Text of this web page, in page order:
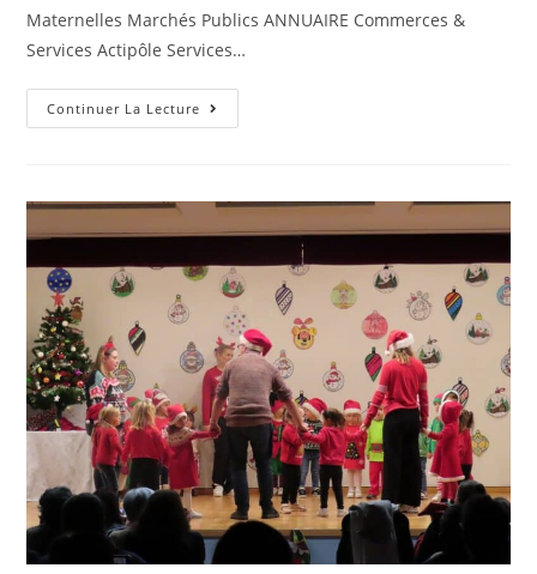
Maternelles Marchés Publics ANNUAIRE Commerces &
Services Actipôle Services…
Continuer La Lecture